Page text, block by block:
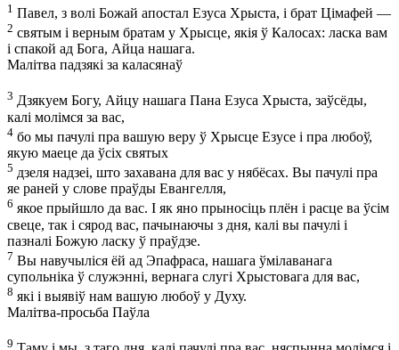
1 Павел, з волі Божай апостал Езуса Хрыста, і брат Цімафей —
2 святым і верным братам у Хрысце, якія ў Калосах: ласка вам
і спакой ад Бога, Айца нашага.
Малітва падзякі за каласянаў
3 Дзякуем Богу, Айцу нашага Пана Езуса Хрыста, заўсёды,
калі молімся за вас,
4 бо мы пачулі пра вашую веру ў Хрысце Езусе і пра любоў,
якую маеце да ўсіх святых
5 дзеля надзеі, што захавана для вас у нябёсах. Вы пачулі пра
яе раней у слове праўды Евангелля,
6 якое прыйшло да вас. І як яно прыносіць плён і расце ва ўсім
свеце, так і сярод вас, пачынаючы з дня, калі вы пачулі і
пазналі Божую ласку ў праўдзе.
7 Вы навучыліся ёй ад Эпафраса, нашага ўмілаванага
супольніка ў служэнні, вернага слугі Хрыстовага для вас,
8 які і выявіў нам вашую любоў у Духу.
Малітва-просьба Паўла
9